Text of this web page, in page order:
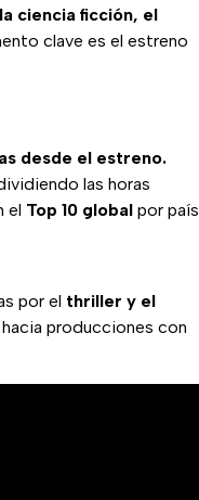
ciencia ficción, el
clave es el estreno
desde el estreno.
las horas
el Top 10 global por país.
por el thriller y el
producciones con